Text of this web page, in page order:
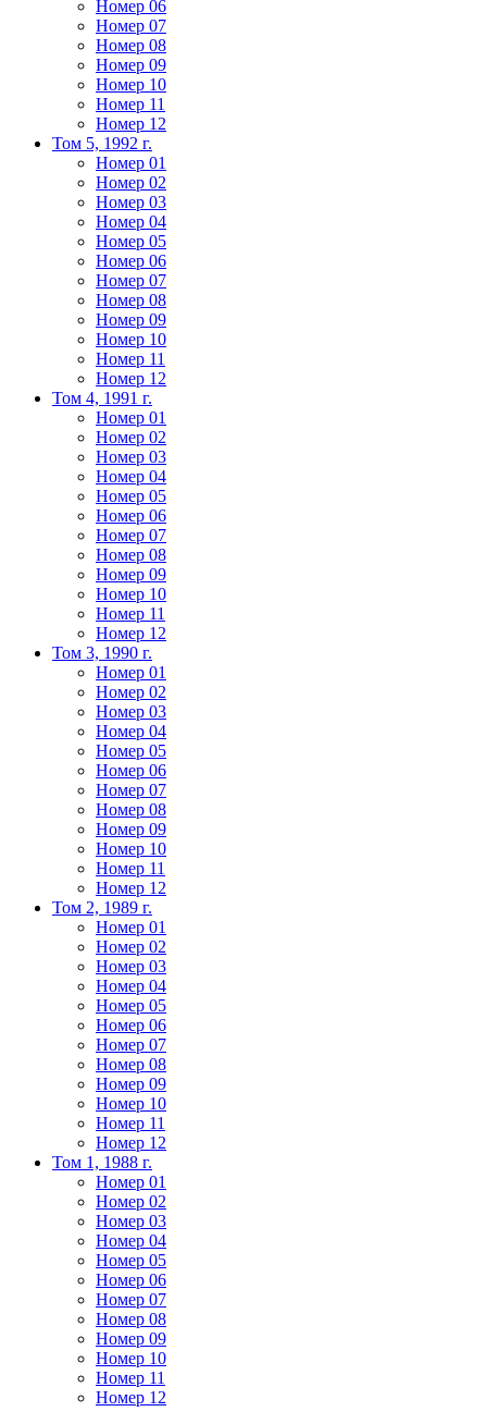
Номер 06
Номер 07
Номер 08
Номер 09
Номер 10
Номер 11
Номер 12
Том 5, 1992 г.
Номер 01
Номер 02
Номер 03
Номер 04
Номер 05
Номер 06
Номер 07
Номер 08
Номер 09
Номер 10
Номер 11
Номер 12
Том 4, 1991 г.
Номер 01
Номер 02
Номер 03
Номер 04
Номер 05
Номер 06
Номер 07
Номер 08
Номер 09
Номер 10
Номер 11
Номер 12
Том 3, 1990 г.
Номер 01
Номер 02
Номер 03
Номер 04
Номер 05
Номер 06
Номер 07
Номер 08
Номер 09
Номер 10
Номер 11
Номер 12
Том 2, 1989 г.
Номер 01
Номер 02
Номер 03
Номер 04
Номер 05
Номер 06
Номер 07
Номер 08
Номер 09
Номер 10
Номер 11
Номер 12
Том 1, 1988 г.
Номер 01
Номер 02
Номер 03
Номер 04
Номер 05
Номер 06
Номер 07
Номер 08
Номер 09
Номер 10
Номер 11
Номер 12